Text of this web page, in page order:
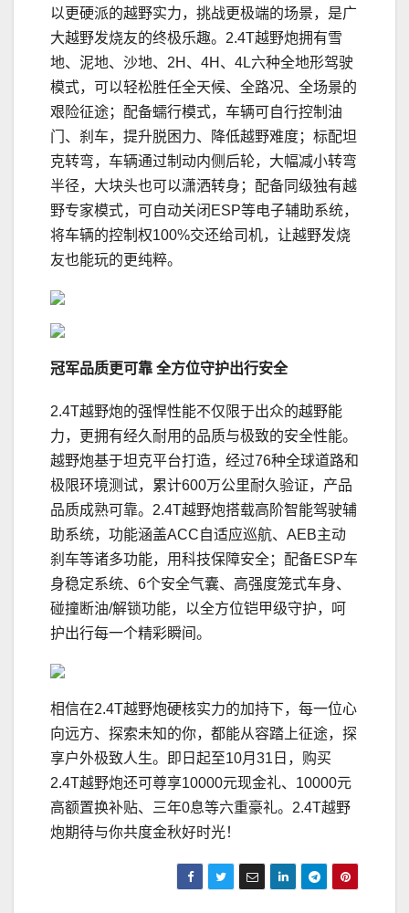
以更硬派的越野实力，挑战更极端的场景，是广
大越野发烧友的终极乐趣。2.4T越野炮拥有雪
地、泥地、沙地、2H、4H、4L六种全地形驾驶
模式，可以轻松胜任全天候、全路况、全场景的
艰险征途；配备蠕行模式，车辆可自行控制油
门、刹车，提升脱困力、降低越野难度；标配坦
克转弯，车辆通过制动内侧后轮，大幅减小转弯
半径，大块头也可以潇洒转身；配备同级独有越
野专家模式，可自动关闭ESP等电子辅助系统，
将车辆的控制权100%交还给司机，让越野发烧
友也能玩的更纯粹。
冠军品质更可靠 全方位守护出行安全
2.4T越野炮的强悍性能不仅限于出众的越野能
力，更拥有经久耐用的品质与极致的安全性能。
越野炮基于坦克平台打造，经过76种全球道路和
极限环境测试，累计600万公里耐久验证，产品
品质成熟可靠。2.4T越野炮搭载高阶智能驾驶辅
助系统，功能涵盖ACC自适应巡航、AEB主动
刹车等诸多功能，用科技保障安全；配备ESP车
身稳定系统、6个安全气囊、高强度笼式车身、
碰撞断油/解锁功能，以全方位铠甲级守护，呵
护出行每一个精彩瞬间。
相信在2.4T越野炮硬核实力的加持下，每一位心
向远方、探索未知的你，都能从容踏上征途，探
享户外极致人生。即日起至10月31日，购买
2.4T越野炮还可尊享10000元现金礼、10000元
高额置换补贴、三年0息等六重豪礼。2.4T越野
炮期待与你共度金秋好时光！